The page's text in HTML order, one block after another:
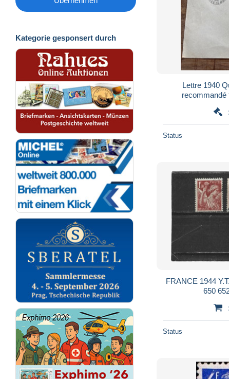
Kategorie gesponsert durch
Lettre 1940
recommandé
Status
FRANCE 1944 Y.T. N° 649 à 656 incomplet
Status